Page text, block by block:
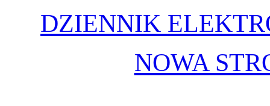
DZIENNIK
NOWA